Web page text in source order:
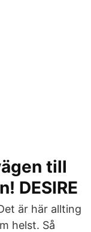
till
DESIRE
är här allting
helst. Så